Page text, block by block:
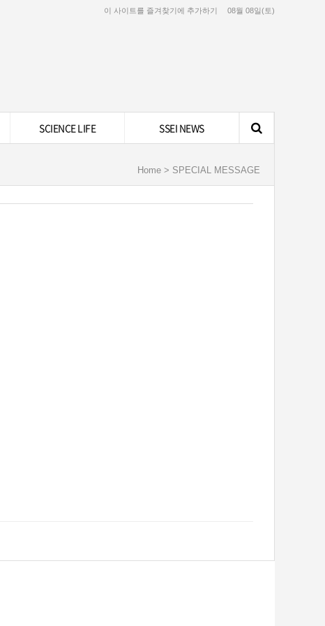
이 사이트를 즐겨찾기에 추가하기 08월 08일(토)
SCIENCE LIFE SSEI NEWS
Home > SPECIAL MESSAGE